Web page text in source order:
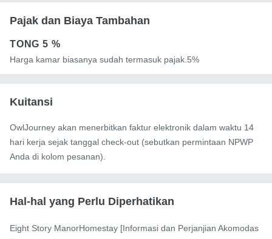
Pajak dan Biaya Tambahan
TONG 5 %
Harga kamar biasanya sudah termasuk pajak.5%
Kuitansi
OwlJourney akan menerbitkan faktur elektronik dalam waktu 14
hari kerja sejak tanggal check-out (sebutkan permintaan NPWP
Anda di kolom pesanan).
Hal-hal yang Perlu Diperhatikan
Eight Story ManorHomestay [Informasi dan Perjanjian Akomodas